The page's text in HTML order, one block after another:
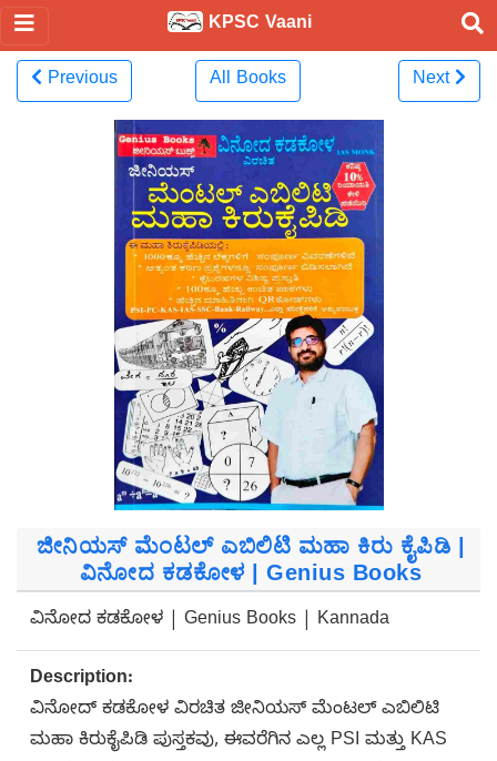
KPSC Vaani
Previous All Books Next
ಜೀನಿಯಸ್ ಮೆಂಟಲ್ ಎಬಿಲಿಟಿ ಮಹಾ ಕಿರು ಕೈಪಿಡಿ |
ವಿನೋದ ಕಡಕೋಳ | Genius Books
ವಿನೋದ ಕಡಕೋಳ | Genius Books | Kannada
Description:
ವಿನೋದ್ ಕಡಕೋಳ ವಿರಚಿತ ಜೀನಿಯಸ್ ಮೆಂಟಲ್ ಎಬಿಲಿಟಿ
ಮಹಾ ಕಿರುಕೈಪಿಡಿ ಪುಸ್ತಕವು, ಈವರೆಗಿನ ಎಲ್ಲ PSI ಮತ್ತು KAS